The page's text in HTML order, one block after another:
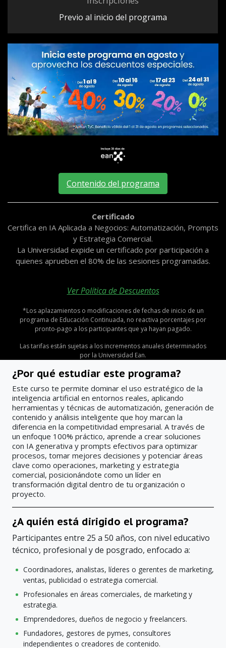
Previo al inicio del programa
Contenido del programa
Certificado
Certifica en IA Aplicada a Negocios: Automatización, Prompts
y Estrategia Comercial.
La Universidad expide un certificado por participación a
quienes aprueben el 80% de las sesiones programadas.
Ver Política de Descuentos
*Los aplazamientos o modificaciones de fechas de inicio de un
programa de Educación Continuada, no reactiva porcentajes por
pronto-pago a los participantes que ya hayan pagado.
Las tarifas están sujetas a los incrementos anuales determinados
por la Universidad Ean.
¿Por qué estudiar este programa?
Este curso te permite dominar el uso estratégico de la
inteligencia artificial en entornos reales, aplicando
herramientas y técnicas de automatización, generación de
contenido y análisis inteligente que hoy marcan la
diferencia en la competitividad empresarial. A través de
un enfoque 100% práctico, aprende a crear soluciones
con IA generativa y prompts efectivos para optimizar
procesos, tomar mejores decisiones y potenciar áreas
clave como operaciones, marketing y estrategia
comercial, posicionándote como un líder en
transformación digital dentro de tu organización o
proyecto.
¿A quién está dirigido el programa?
Participantes entre 25 a 50 años, con nivel educativo
técnico, profesional y de posgrado, enfocado a:
Coordinadores, analistas, líderes o gerentes de marketing,
ventas, publicidad o estrategia comercial.
Profesionales en áreas comerciales, de marketing y
estrategia.
Emprendedores, dueños de negocio y freelancers.
Fundadores, gestores de pymes, consultores
independientes o creadores de contenido.